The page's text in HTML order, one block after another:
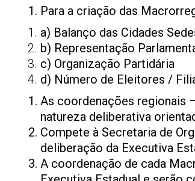
Para a criação das
a) Balanço das Cidades
b) Representação
c) Organização Partidária
d) Número de Eleitores /
As coordenações regionais
natureza deliberativa
Compete à Secretaria de
deliberação da Executiva
A coordenação de cada